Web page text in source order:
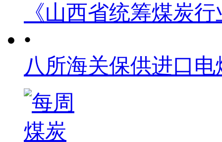
《山西省统筹煤炭
•
八所海关保供进口